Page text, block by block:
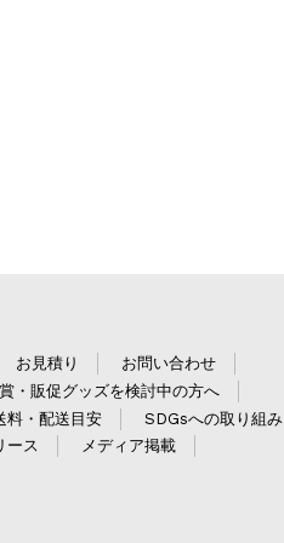
お見積り
お問い合わせ
・販促グッズを検討中の方へ
料・配送目安
SDGsへの取り組み
ース
メディア掲載